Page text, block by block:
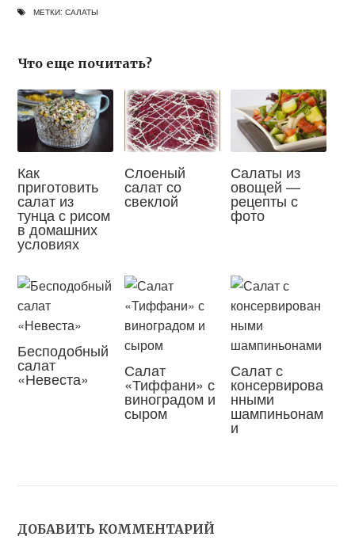
МЕТКИ:САЛАТЫ
Что еще почитать?
Как
приготовить
салат из
тунца с рисом
в домашних
условиях
Слоеный
салат со
свеклой
Салаты из
овощей —
рецепты с
фото
Бесподобный
салат
«Невеста» Салат
«Тиффани» с
виноградом и
сыром
Салат с
консервирова
нными
шампиньонам
и
ДОБАВИТЬ КОММЕНТАРИЙ